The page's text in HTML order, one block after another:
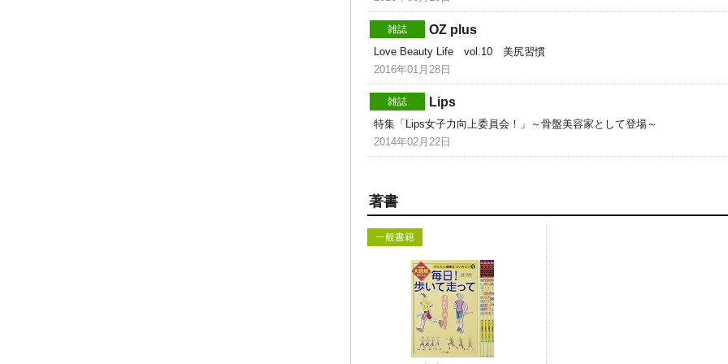
雑誌 OZ plus
Love Beauty Life vol.10 美尻習慣
2016年01月28日
雑誌 Lips
特集「Lips女子力向上委員会！」～骨盤美容家として登場～
2014年02月22日
著書
一般書籍